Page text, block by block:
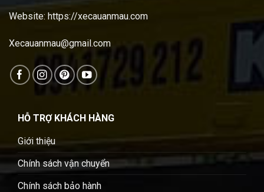
Website: https://xecauanmau.com
Xecauanmau@gmail.com
HỖ TRỢ KHÁCH HÀNG
Giới thiệu
Chính sách vận chuyển
Chính sách bảo hành